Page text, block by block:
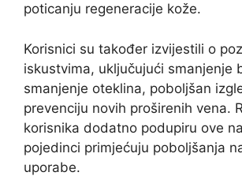
poticanju regeneracije kože.
Korisnici su također izvijestili o
iskustvima, uključujući smanjenje
smanjenje oteklina, poboljšan
prevenciju novih proširenih vena.
korisnika dodatno podupiru ove
pojedinci primjećuju poboljšanja
uporabe.